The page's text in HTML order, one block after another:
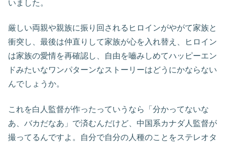
いました。
厳しい両親や親族に振り回されるヒロインがやがて家族と
衝突し、最後は仲直りして家族が心を入れ替え、ヒロイン
は家族の愛情を再確認し、自由を嚙みしめてハッピーエン
ドみたいなワンパターンなストーリーはどうにかならない
んでしょうか。
これを白人監督が作ったっていうなら「分かってないな
あ、バカだなあ」で済むんだけど、中国系カナダ人監督が
撮ってるんですよ。自分で自分の人種のことをステレオタ